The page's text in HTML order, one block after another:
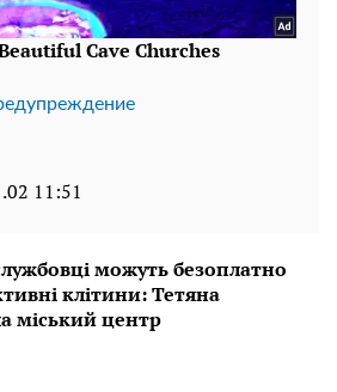
11:51
можуть безоплатно
клітини: Тетяна
міський центр